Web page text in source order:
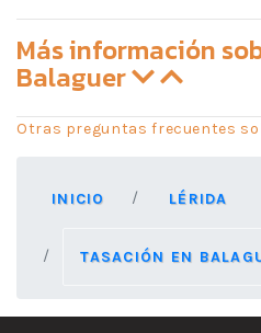
Más información
Balaguer
Otras preguntas frecuentes
INICIO LÉRIDA
TASACIÓN EN